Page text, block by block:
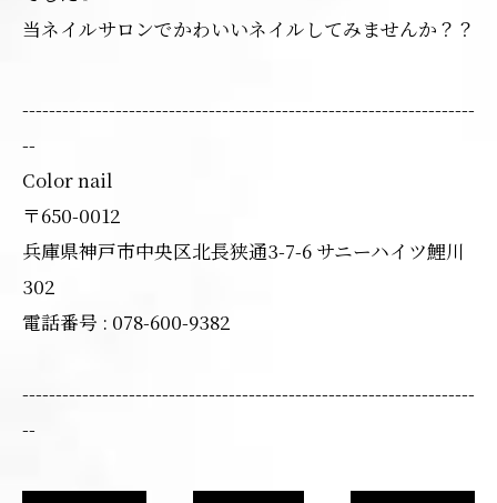
当ネイルサロンでかわいいネイルしてみませんか？？
--------------------------------------------------------------------
--
Color nail
〒650-0012
兵庫県神戸市中央区北長狭通3-7-6 サニーハイツ鯉川
302
電話番号 : 078-600-9382
--------------------------------------------------------------------
--